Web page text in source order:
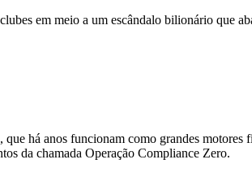
em meio a um escândalo bilionário que
há anos funcionam como grandes motores
da chamada Operação Compliance Zero.